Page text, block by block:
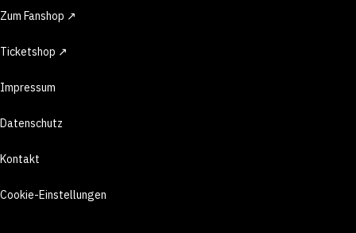
Zum Fanshop ↗
Ticketshop ↗
Impressum
Datenschutz
Kontakt
Cookie-Einstellungen